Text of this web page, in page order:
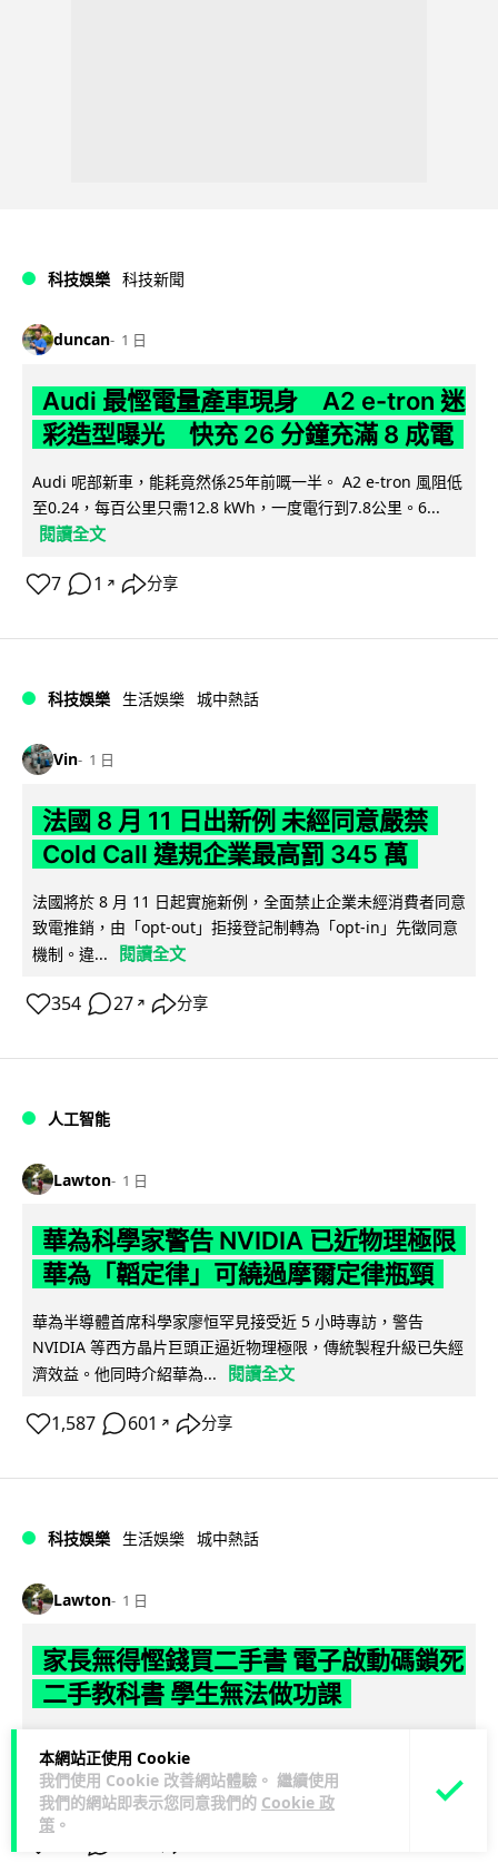
本網站正使用 Cookie
我們使用 Cookie 改善網站體驗。 繼續使用
我們的網站即表示您同意我們的 Cookie 政
策 。
科技娛樂 科技新聞
duncan 1 日
Audi 最慳電量產車現身 A2 e-tron 迷
彩造型曝光 快充 26 分鐘充滿 8 成電
Audi 呢部新車，能耗竟然係25年前嘅一半。 A2 e-tron 風阻低
至0.24，每百公里只需12.8 kWh，一度電行到7.8公里。6...
閱讀全文
7 1 ↗ 分享
科技娛樂 生活娛樂 城中熱話
Vin 1 日
法國 8 月 11 日出新例 未經同意嚴禁
Cold Call 違規企業最高罰 345 萬
法國將於 8 月 11 日起實施新例，全面禁止企業未經消費者同意
致電推銷，由「opt-out」拒接登記制轉為「opt-in」先徵同意
機制。違...
閱讀全文
354 27 ↗ 分享
人工智能
Lawton 1 日
華為科學家警告 NVIDIA 已近物理極限
華為「韜定律」可繞過摩爾定律瓶頸
華為半導體首席科學家廖恒罕見接受近 5 小時專訪，警告
NVIDIA 等西方晶片巨頭正逼近物理極限，傳統製程升級已失經
濟效益。他同時介紹華為...
閱讀全文
1,587 601 ↗ 分享
科技娛樂 生活娛樂 城中熱話
Lawton 1 日
家長無得慳錢買二手書 電子啟動碼鎖死
二手教科書 學生無法做功課
遠超通漲，令家長難以負擔。而且電子教材啟動碼這項設計，
令學生無法完成功課，二手... 閱讀全文